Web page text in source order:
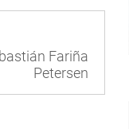
Fariña
Petersen